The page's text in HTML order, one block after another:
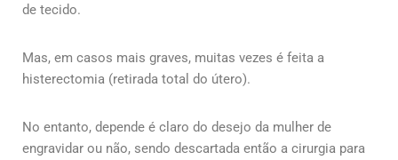
de tecido.
Mas, em casos mais graves, muitas vezes é feita a
histerectomia (retirada total do útero).
No entanto, depende é claro do desejo da mulher de
engravidar ou não, sendo descartada então a cirurgia para